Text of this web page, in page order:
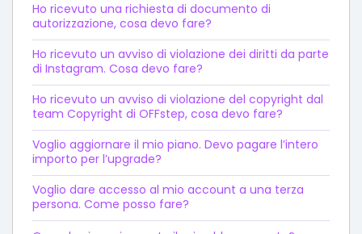
Ho ricevuto una richiesta di documento di
autorizzazione, cosa devo fare?
Ho ricevuto un avviso di violazione dei diritti da parte
di Instagram. Cosa devo fare?
Ho ricevuto un avviso di violazione del copyright dal
team Copyright di OFFstep, cosa devo fare?
Voglio aggiornare il mio piano. Devo pagare l’intero
importo per l’upgrade?
Voglio dare accesso al mio account a una terza
persona. Come posso fare?